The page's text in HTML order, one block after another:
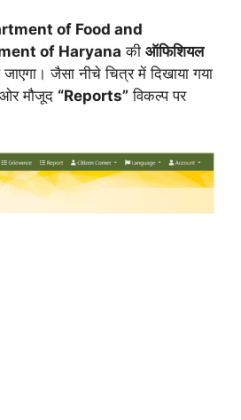
of Food and
of Haryana की ऑफिशियल
जैसा नीचे चित्र में दिखाया गया
मौजूद “Reports” विकल्प पर